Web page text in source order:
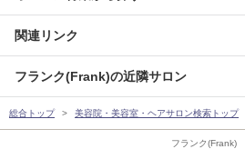
フランク(Frank)
関連リンク
フランク(Frank)の近隣サロン
総合トップ 美容院・美容室・ヘアサロン検索トップ